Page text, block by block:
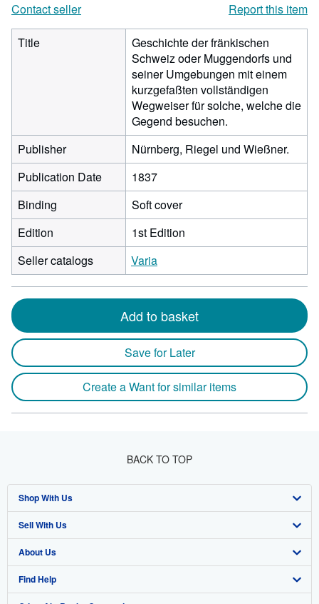
Contact seller
Report this item
Title
Geschichte der fränkischen
Schweiz oder Muggendorfs und
seiner Umgebungen mit einem
kurzgefaßten vollständigen
Wegweiser für solche, welche die
Gegend besuchen.
Publisher
Nürnberg, Riegel und Wießner.
Publication Date
1837
Binding
Soft cover
Edition
1st Edition
Seller catalogs
Varia
Add to basket
Save for Later
Create a Want for similar items
BACK TO TOP
Shop With Us
Advanced Search
Browse Collections
My Account
Sell With Us
Start Selling
Join Our Affiliate Program
About Us
About AbeBooks
Find Help